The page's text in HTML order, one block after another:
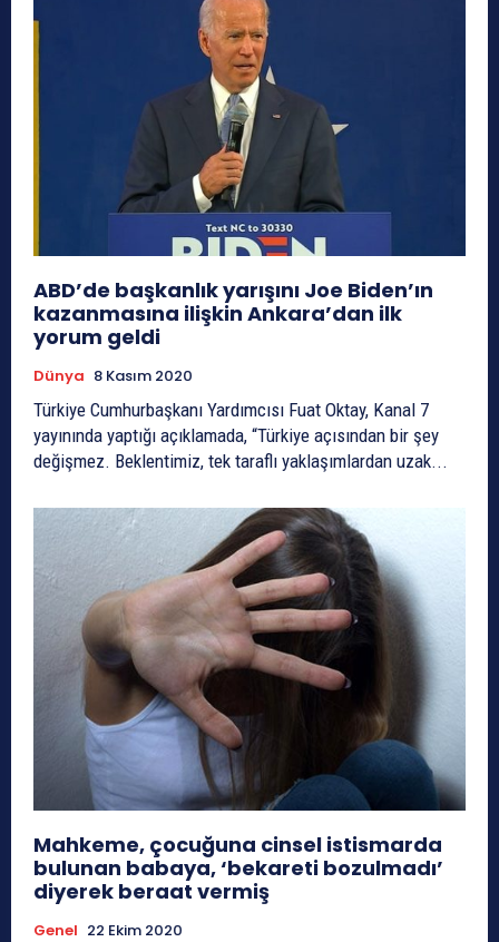
ABD’de başkanlık yarışını Joe Biden’ın
kazanmasına ilişkin Ankara’dan ilk
yorum geldi
Dünya 8 Kasım 2020
Türkiye Cumhurbaşkanı Yardımcısı Fuat Oktay, Kanal 7
yayınında yaptığı açıklamada, “Türkiye açısından bir şey
değişmez. Beklentimiz, tek taraflı yaklaşımlardan uzak...
Mahkeme, çocuğuna cinsel istismarda
bulunan babaya, ‘bekareti bozulmadı’
diyerek beraat vermiş
Genel 22 Ekim 2020